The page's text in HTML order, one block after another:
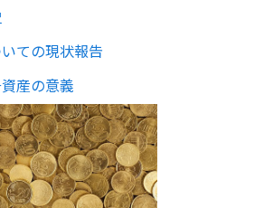
ての現状報告
産の意義